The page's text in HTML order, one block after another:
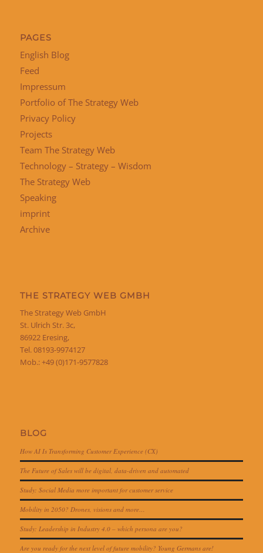
PAGES
English Blog
Feed
Impressum
Portfolio of The Strategy Web
Privacy Policy
Projects
Team The Strategy Web
Technology – Strategy – Wisdom
The Strategy Web
Speaking
imprint
Archive
THE STRATEGY WEB GMBH
The Strategy Web GmbH
St. Ulrich Str. 3c,
86922 Eresing,
Tel. 08193-9974127
Mob.: +49 (0)171-9577828
BLOG
How AI Is Transforming Customer Experience (CX)
The Future of Sales will be digital, data-driven and automated
Study: Social Media more important for customer service
Mobility in 2050? Drones, visions and more…
Study: Leadership in Industry 4.0 – which persona are you?
Are you ready for the next level of future mobility? Young Germans are!